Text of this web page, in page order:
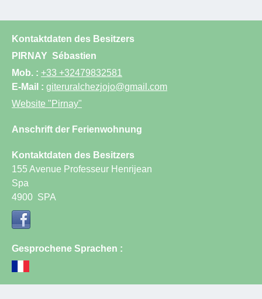
Kontaktdaten des Besitzers
PIRNAY Sébastien
Mob. : +33 +32479832581
E-Mail : giteruralchezjojo@gmail.com
Website "Pirnay"
Anschrift der Ferienwohnung
Kontaktdaten des Besitzers
155 Avenue Professeur Henrijean
Spa
4900 SPA
Gesprochene Sprachen :